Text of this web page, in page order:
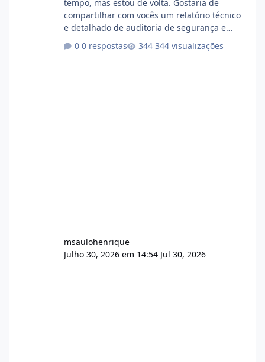
tempo, mas estou de volta. Gostaria de
compartilhar com vocês um relatório técnico
e detalhado de auditoria de segurança e
conformidade referente ao VOXPANEL (versão
atualmente em circulação e comercialização
0 respostas 344 visualizações
msaulohenrique
Julho 30, 2026 em 14:54 Jul 30, 2026